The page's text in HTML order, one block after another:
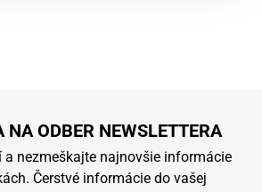
NA ODBER NEWSLETTERA
nezmeškajte najnovšie informácie
Čerstvé informácie do vašej